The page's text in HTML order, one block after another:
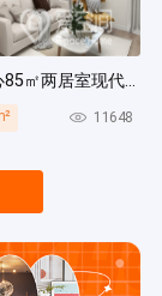
招商都会中心85㎡两居室现代简约风装修案例
11648